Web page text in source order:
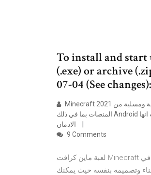
To install and
(.exe) or archive
07-04 (See changes):
Minecraft 2021 مهكرة هي واحدة من أكثر ألعاب الأركيد شعبية ومسلية من Mojang Game Studio الذي تم إصداره للعديد من
المنصات بما في ذلك Android ؛ اللعبة ليست رسومات بأي شكل من الأشكال ولها ما يسمى بالصور ذات البيكسلات ولكن اللعب انها
9 Comments
لعبة ماين كرافت Minecraft تتميز بأنها لعبة إبداعية بشكل كامل فهي تجعل اللاعبين والمستخدمين الذين يلعبونها في
وتصميمه بنفسه حيث يمكنك